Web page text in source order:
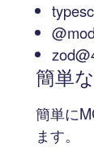
簡単
簡単に
ます。